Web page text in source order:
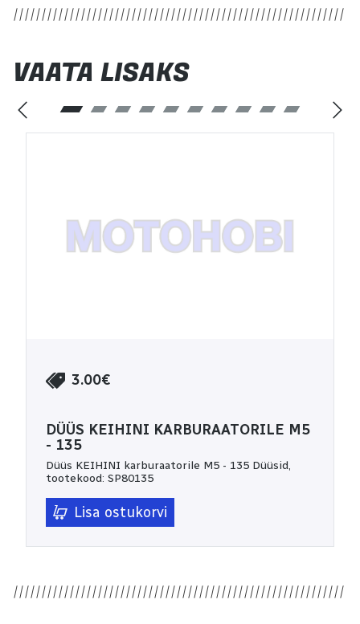
VAATA LISAKS
3.00€
DÜÜS KEIHINI KARBURAATORILE M5
- 135
Düüs KEIHINI karburaatorile M5 - 135 Düüsid,
tootekood: SP80135
Lisa ostukorvi